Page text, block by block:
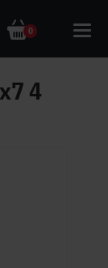
0
4